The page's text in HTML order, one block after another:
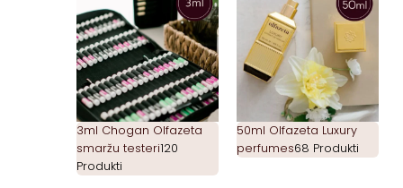
3ml Chogan Olfazeta
smaržu testeri120
Produkti
50ml Olfazeta Luxury
perfumes68 Produkti